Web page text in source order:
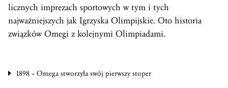
licznych imprezach sportowych w tym i tych
najważniejszych jak Igrzyska Olimpijskie. Oto historia
związków Omegi z kolejnymi Olimpiadami.
1898 – Omega stworzyła swój pierwszystoper